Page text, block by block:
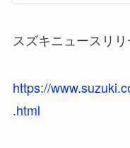
スズキニュースリリ
https://
.html